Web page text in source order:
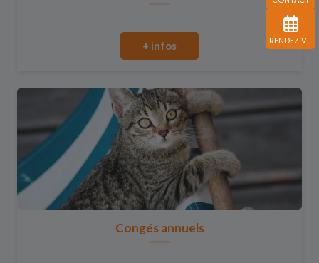
RENDEZ-VOUS
+ infos
Congés annuels